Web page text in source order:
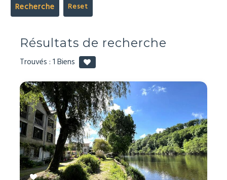
Recherche
Résultats de recherche
Trouvés :1Biens